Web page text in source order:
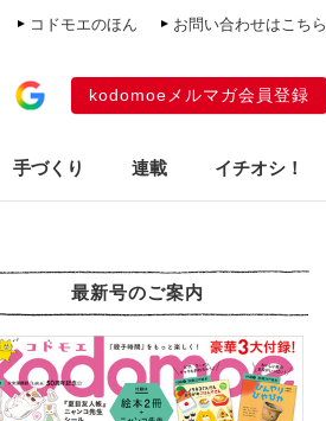
コドモエのほん お問い合わせはこちら
kodomoeメルマガ会員登録
手づくり 連載 イチオシ！
最新号のご案内